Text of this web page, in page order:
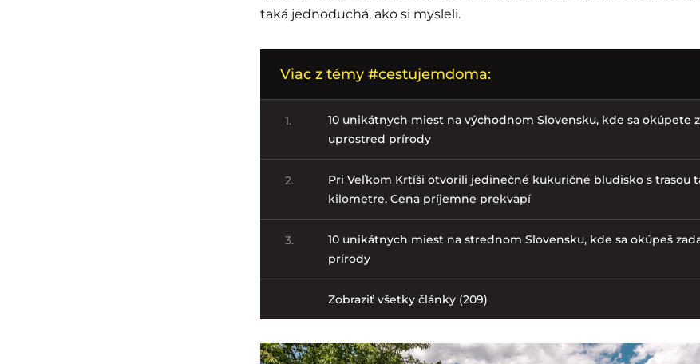
taká jednoduchá, ako si mysleli.
Viac z témy #cestujemdoma:
1.
10 unikátnych miest na východnom Slovensku, kde sa okúpete
uprostred prírody
2.
Pri Veľkom Krtíši otvorili jedinečné kukuričné bludisko s trasou
kilometre. Cena príjemne prekvapí
3.
10 unikátnych miest na strednom Slovensku, kde sa okúpeš
prírody
Zobraziť všetky články (209)